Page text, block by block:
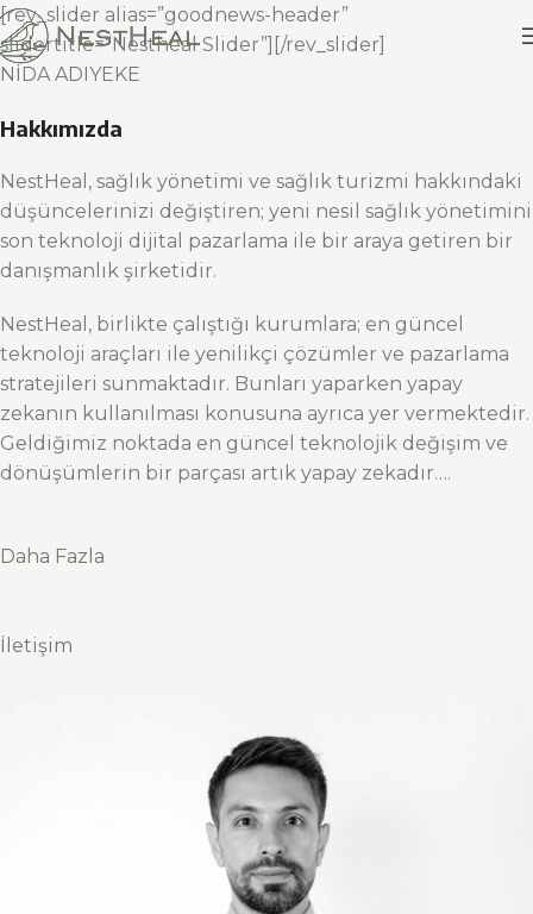
[rev_slider alias=”goodnews-header”
slidertitle=”Nestheal Slider”][/rev_slider]
NİDA ADIYEKE
Hakkımızda
NestHeal, sağlık yönetimi ve sağlık turizmi hakkındaki
düşüncelerinizi değiştiren; yeni nesil sağlık yönetimini
son teknoloji dijital pazarlama ile bir araya getiren bir
danışmanlık şirketidir.
NestHeal, birlikte çalıştığı kurumlara; en güncel
teknoloji araçları ile yenilikçi çözümler ve pazarlama
stratejileri sunmaktadır. Bunları yaparken yapay
zekanın kullanılması konusuna ayrıca yer vermektedir.
Geldiğimiz noktada en güncel teknolojik değişim ve
dönüşümlerin bir parçası artık yapay zekadır….
Daha Fazla
İletişim